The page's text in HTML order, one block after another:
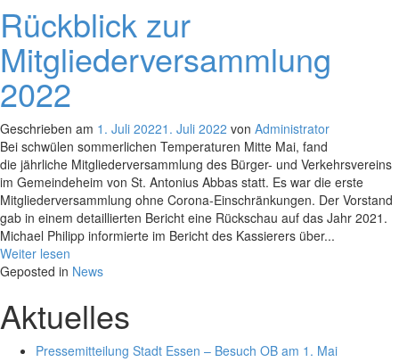
Rückblick zur
Mitgliederversammlung
2022
Geschrieben am 1. Juli 20221. Juli 2022 von Administrator
Bei schwülen sommerlichen Temperaturen Mitte Mai, fand
die jährliche Mitgliederversammlung des Bürger- und Verkehrsvereins
im Gemeindeheim von St. Antonius Abbas statt. Es war die erste
Mitgliederversammlung ohne Corona-Einschränkungen. Der Vorstand
gab in einem detaillierten Bericht eine Rückschau auf das Jahr 2021.
Michael Philipp informierte im Bericht des Kassierers über...
Weiter lesen
Geposted in News
Aktuelles
Pressemitteilung Stadt Essen – Besuch OB am 1. Mai